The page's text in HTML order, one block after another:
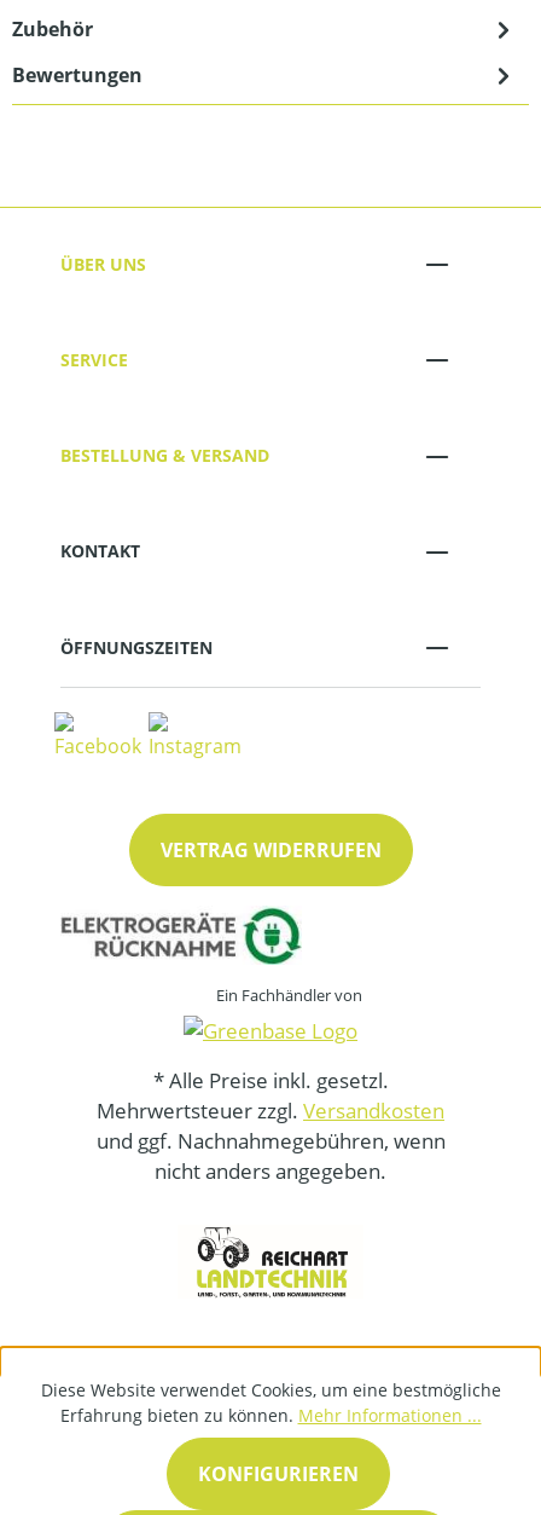
Zubehör
Bewertungen
ÜBER UNS
SERVICE
BESTELLUNG & VERSAND
KONTAKT
ÖFFNUNGSZEITEN
VERTRAG WIDERRUFEN
Ein Fachhändler von
* Alle Preise inkl. gesetzl.
Mehrwertsteuer zzgl. Versandkosten
und ggf. Nachnahmegebühren, wenn
nicht anders angegeben.
Diese Website verwendet Cookies, um eine bestmögliche
Erfahrung bieten zu können. Mehr Informationen ...
KONFIGURIEREN